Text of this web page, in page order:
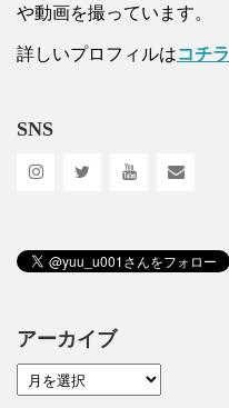
や動画を撮っています。
詳しいプロフィルはコチラ
SNS
アーカイブ